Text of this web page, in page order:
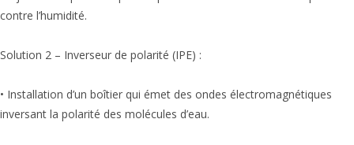
contre l’humidité.
Solution 2 – Inverseur de polarité (IPE) :
• Installation d’un boîtier qui émet des ondes électromagnétiques
inversant la polarité des molécules d’eau.